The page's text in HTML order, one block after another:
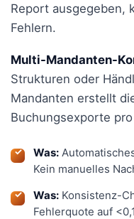
Report ausgegeben,
Fehlern.
Multi-Mandanten-
Strukturen oder
Mandanten erstellt
Buchungsexporte
Was:
Kein manuelles
Was: Konsistenz-
Fehlerquote auf